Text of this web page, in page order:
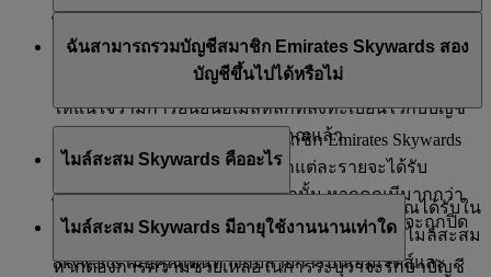
จากนั้นคลิก ‘แก้ไขโปรไฟล์’ เพื่ออัปเดตหรือแก้ไข
รายละเอียดส่วนบุคคลของคุณ
อีเมลที่ไม่ซ้ำกันก่อน จึงจะสามารถดำเนินการยืนยันในขั้น
ต่อไปได้ โปรดติดต่อเราเพื่อขอความช่วยเหลือเพิ่มเติม
Emirates Skywards ของคุณ จึงไม่ต้องมีการยืนยันอีเมล
แยกต่างหากในขั้นตอนนี้ อย่างไรก็ตาม โปรดตรวจสอบ
ให้แน่ใจว่ามีการยืนยันอีเมลหลักที่ลงทะเบียนไว้กับบัญชี
สมาชิก Emirates Skywards ของคุณแล้ว
ฉันสามารถรวมบัญชีสมาชิก Emirates Skywards สอง
บัญชีขึ้นไปได้หรือไม่
ขออภัย ไม่สามารถรวมบัญชีสมาชิก Emirates Skywards
หลายบัญชีเข้าด้วยกันได้ สมาชิกแต่ละรายจะได้รับ
อนุญาตให้ใช้ได้แค่บัญชีเดียวเท่านั้น หากคุณมีมากกว่า
หนึ่งบัญชี บัญชีหลักจะถูกเก็บไว้ และบัญชีอื่น ๆ จะถูกปิด
หากต้องการความช่วยเหลือในการระบุว่าจะรักษาบัญชี
ไมล์สะสม Skywards คืออะไร
ไมล์สะสม Skywards คือหน่วยนับแต้มรางวัลที่คุณได้รับใน
ฐานะสมาชิก Emirates Skywards คุณสามารถรับไมล์สะสม
Skywards เมื่อคุณเดินทางกับสายการบินเอมิเรตส์และ
ไมล์สะสม Skywards มีอายุใช้งานนานเท่าใด